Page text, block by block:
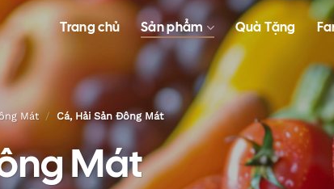
Trang chủ Sản phẩm Quà Tặng
Mát / Cá, Hải Sản Đông Mát
Mát